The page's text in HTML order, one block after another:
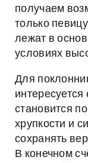
получаем
только
лежат в
условиях
Для
интересуется
становится
хрупкости и
сохранять
В конечном